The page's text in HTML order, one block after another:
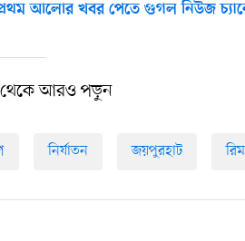
আলোর খবর পেতে গুগল নিউজ
থেকে আরও পড়ুন
নির্যাতন জয়পুরহাট